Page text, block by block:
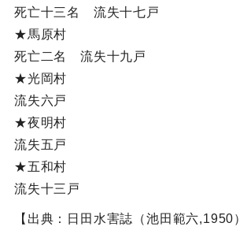
死亡十三名 流失十七戸
★馬原村
死亡二名 流失十九戸
★光岡村
流失六戸
★夜明村
流失五戸
★五和村
流失十三戸
【出典：日田水害誌（池田範六,1950）